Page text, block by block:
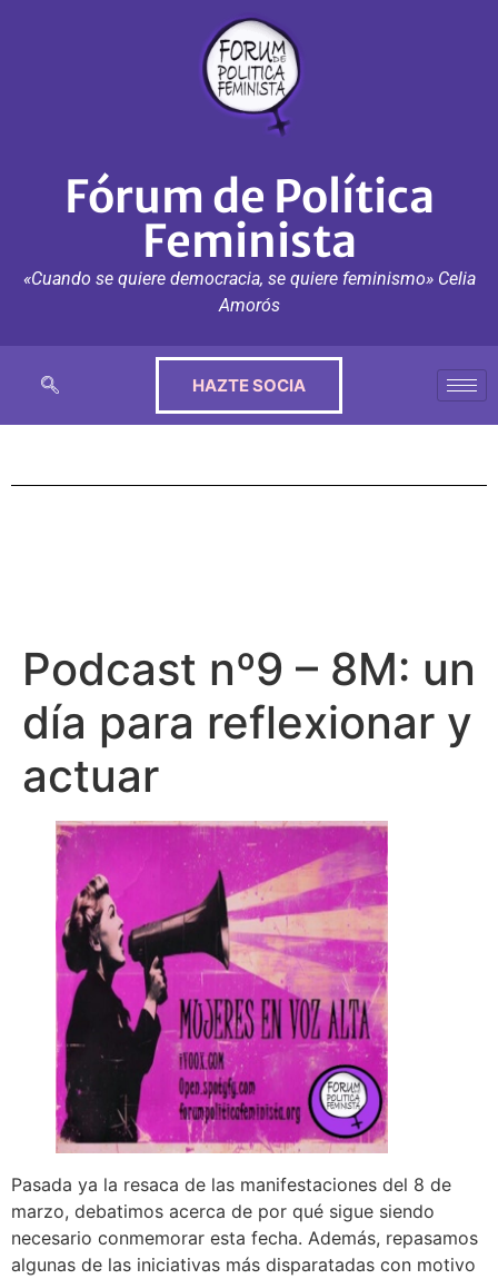
Fórum de Política
Feminista
«Cuando se quiere democracia, se quiere feminismo» Celia
Amorós
HAZTE SOCIA
Podcast nº9 – 8M: un
día para reflexionar y
actuar
Pasada ya la resaca de las manifestaciones del 8 de
marzo, debatimos acerca de por qué sigue siendo
necesario conmemorar esta fecha. Además, repasamos
algunas de las iniciativas más disparatadas con motivo